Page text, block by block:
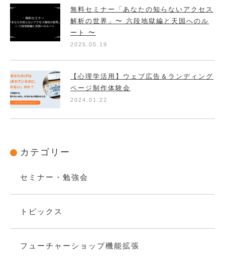
無料セミナー「あなたの知らないアクセス
解析の世界」〜 六段地獄編と天国へのル
ート 〜
2025.05.19
【心理学活用】ウェブ広告＆ランディング
ページ制作体験会
2024.01.22
カテゴリー
セミナー・勉強会
トピックス
フューチャーショップ機能拡張